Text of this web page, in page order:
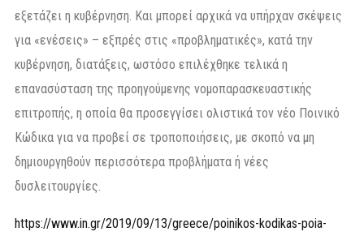
εξετάζει η κυβέρνηση. Και μπορεί αρχικά να υπήρχαν σκέψεις
για «ενέσεις» – εξπρές στις «προβληματικές», κατά την
κυβέρνηση, διατάξεις, ωστόσο επιλέχθηκε τελικά η
επανασύσταση της προηγούμενης νομοπαρασκευαστικής
επιτροπής, η οποία θα προσεγγίσει ολιστικά τον νέο Ποινικό
Κώδικα για να προβεί σε τροποποιήσεις, με σκοπό να μη
δημιουργηθούν περισσότερα προβλήματα ή νέες
δυσλειτουργίες.
https://www.in.gr/2019/09/13/greece/poinikos-kodikas-poia-